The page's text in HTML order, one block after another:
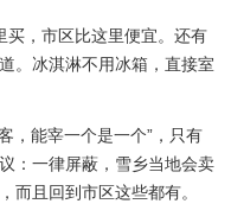
买，市区比这里便宜。还有
。冰淇淋不用冰箱，直接室
，能宰一个是一个”，只有
：一律屏蔽，雪乡当地会卖
而且回到市区这些都有。